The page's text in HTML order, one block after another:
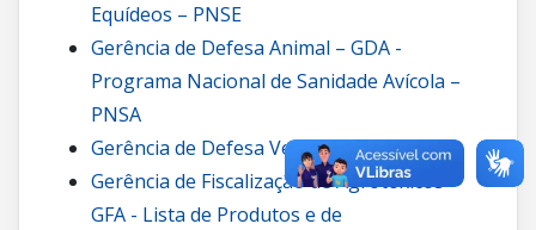
Equídeos – PNSE
Gerência de Defesa Animal – GDA -
Programa Nacional de Sanidade Avícola –
PNSA
Gerência de Defesa Vegetal – GDV
Gerência de Fiscalização de Agrotóxicos –
GFA - Lista de Produtos e de